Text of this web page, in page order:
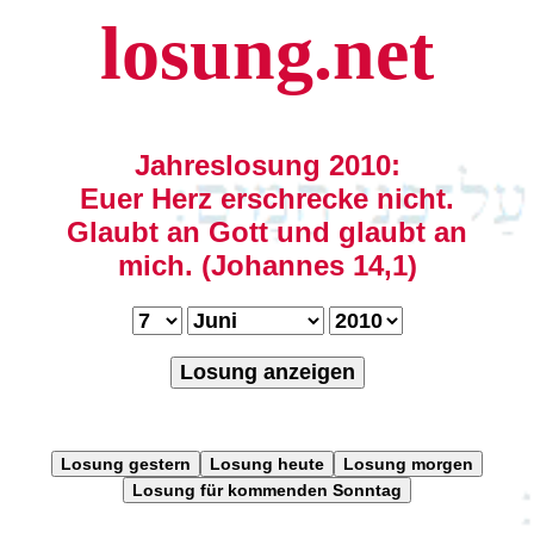
losung.net
Jahreslosung 2010:
Euer Herz erschrecke nicht.
Glaubt an Gott und glaubt an
mich. (Johannes 14,1)
Losung anzeigen
Losung gestern Losung heute
Losung morgen
Losung für kommenden Sonntag